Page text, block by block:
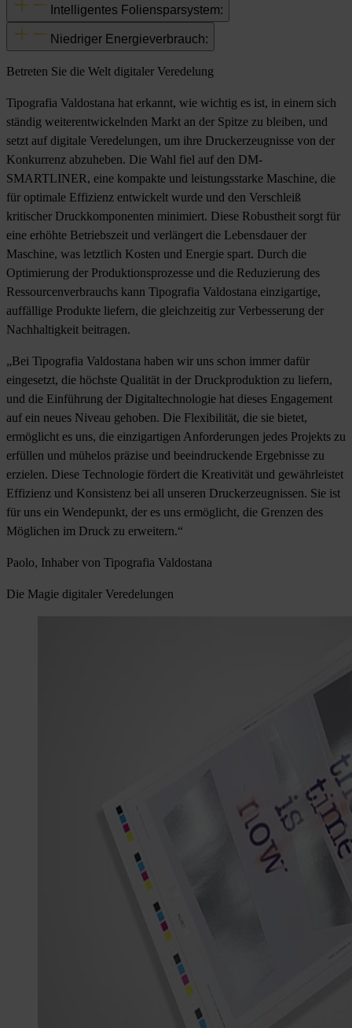
Intelligentes Foliensparsystem:
Niedriger Energieverbrauch:
Betreten Sie die Welt digitaler Veredelung
Tipografia Valdostana hat erkannt, wie wichtig es ist, in einem sich
ständig weiterentwickelnden Markt an der Spitze zu bleiben, und
setzt auf digitale Veredelungen, um ihre Druckerzeugnisse von der
Konkurrenz abzuheben. Die Wahl fiel auf den DM-
SMARTLINER, eine kompakte und leistungsstarke Maschine, die
für optimale Effizienz entwickelt wurde und den Verschleiß
kritischer Druckkomponenten minimiert. Diese Robustheit sorgt für
eine erhöhte Betriebszeit und verlängert die Lebensdauer der
Maschine, was letztlich Kosten und Energie spart. Durch die
Optimierung der Produktionsprozesse und die Reduzierung des
Ressourcenverbrauchs kann Tipografia Valdostana einzigartige,
auffällige Produkte liefern, die gleichzeitig zur Verbesserung der
Nachhaltigkeit beitragen.
„Bei Tipografia Valdostana haben wir uns schon immer dafür
eingesetzt, die höchste Qualität in der Druckproduktion zu liefern,
und die Einführung der Digitaltechnologie hat dieses Engagement
auf ein neues Niveau gehoben. Die Flexibilität, die sie bietet,
ermöglicht es uns, die einzigartigen Anforderungen jedes Projekts zu
erfüllen und mühelos präzise und beeindruckende Ergebnisse zu
erzielen. Diese Technologie fördert die Kreativität und gewährleistet
Effizienz und Konsistenz bei all unseren Druckerzeugnissen. Sie ist
für uns ein Wendepunkt, der es uns ermöglicht, die Grenzen des
Möglichen im Druck zu erweitern.“
Paolo, Inhaber von Tipografia Valdostana
Die Magie digitaler Veredelungen